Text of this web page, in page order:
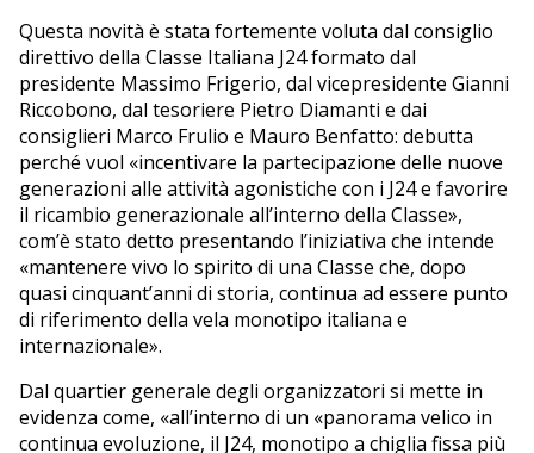
Questa novità è stata fortemente voluta dal consiglio
direttivo della Classe Italiana J24 formato dal
presidente Massimo Frigerio, dal vicepresidente Gianni
Riccobono, dal tesoriere Pietro Diamanti e dai
consiglieri Marco Frulio e Mauro Benfatto: debutta
perché vuol «incentivare la partecipazione delle nuove
generazioni alle attività agonistiche con i J24 e favorire
il ricambio generazionale all’interno della Classe»,
com’è stato detto presentando l’iniziativa che intende
«mantenere vivo lo spirito di una Classe che, dopo
quasi cinquant’anni di storia, continua ad essere punto
di riferimento della vela monotipo italiana e
internazionale».
Dal quartier generale degli organizzatori si mette in
evidenza come, «all’interno di un «panorama velico in
continua evoluzione, il J24, monotipo a chiglia fissa più